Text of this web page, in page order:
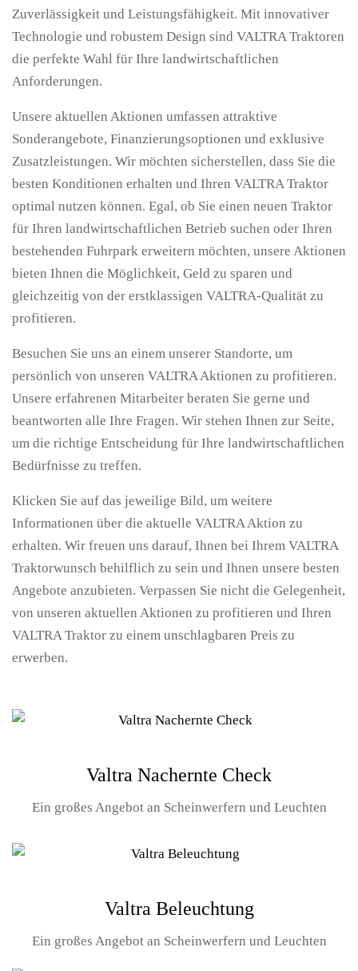
Zuverlässigkeit und Leistungsfähigkeit. Mit innovativer
Technologie und robustem Design sind VALTRA Traktoren
die perfekte Wahl für Ihre landwirtschaftlichen
Anforderungen.
Unsere aktuellen Aktionen umfassen attraktive
Sonderangebote, Finanzierungsoptionen und exklusive
Zusatzleistungen. Wir möchten sicherstellen, dass Sie die
besten Konditionen erhalten und Ihren VALTRA Traktor
optimal nutzen können. Egal, ob Sie einen neuen Traktor
für Ihren landwirtschaftlichen Betrieb suchen oder Ihren
bestehenden Fuhrpark erweitern möchten, unsere Aktionen
bieten Ihnen die Möglichkeit, Geld zu sparen und
gleichzeitig von der erstklassigen VALTRA-Qualität zu
profitieren.
Besuchen Sie uns an einem unserer Standorte, um
persönlich von unseren VALTRA Aktionen zu profitieren.
Unsere erfahrenen Mitarbeiter beraten Sie gerne und
beantworten alle Ihre Fragen. Wir stehen Ihnen zur Seite,
um die richtige Entscheidung für Ihre landwirtschaftlichen
Bedürfnisse zu treffen.
Klicken Sie auf das jeweilige Bild, um weitere
Informationen über die aktuelle VALTRA Aktion zu
erhalten. Wir freuen uns darauf, Ihnen bei Ihrem VALTRA
Traktorwunsch behilflich zu sein und Ihnen unsere besten
Angebote anzubieten. Verpassen Sie nicht die Gelegenheit,
von unseren aktuellen Aktionen zu profitieren und Ihren
VALTRA Traktor zu einem unschlagbaren Preis zu
erwerben.
Valtra Nachernte Check
Ein großes Angebot an Scheinwerfern und Leuchten
Valtra Beleuchtung
Ein großes Angebot an Scheinwerfern und Leuchten